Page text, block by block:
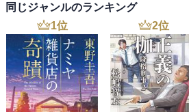
同じジャンルのランキング
1位 2位